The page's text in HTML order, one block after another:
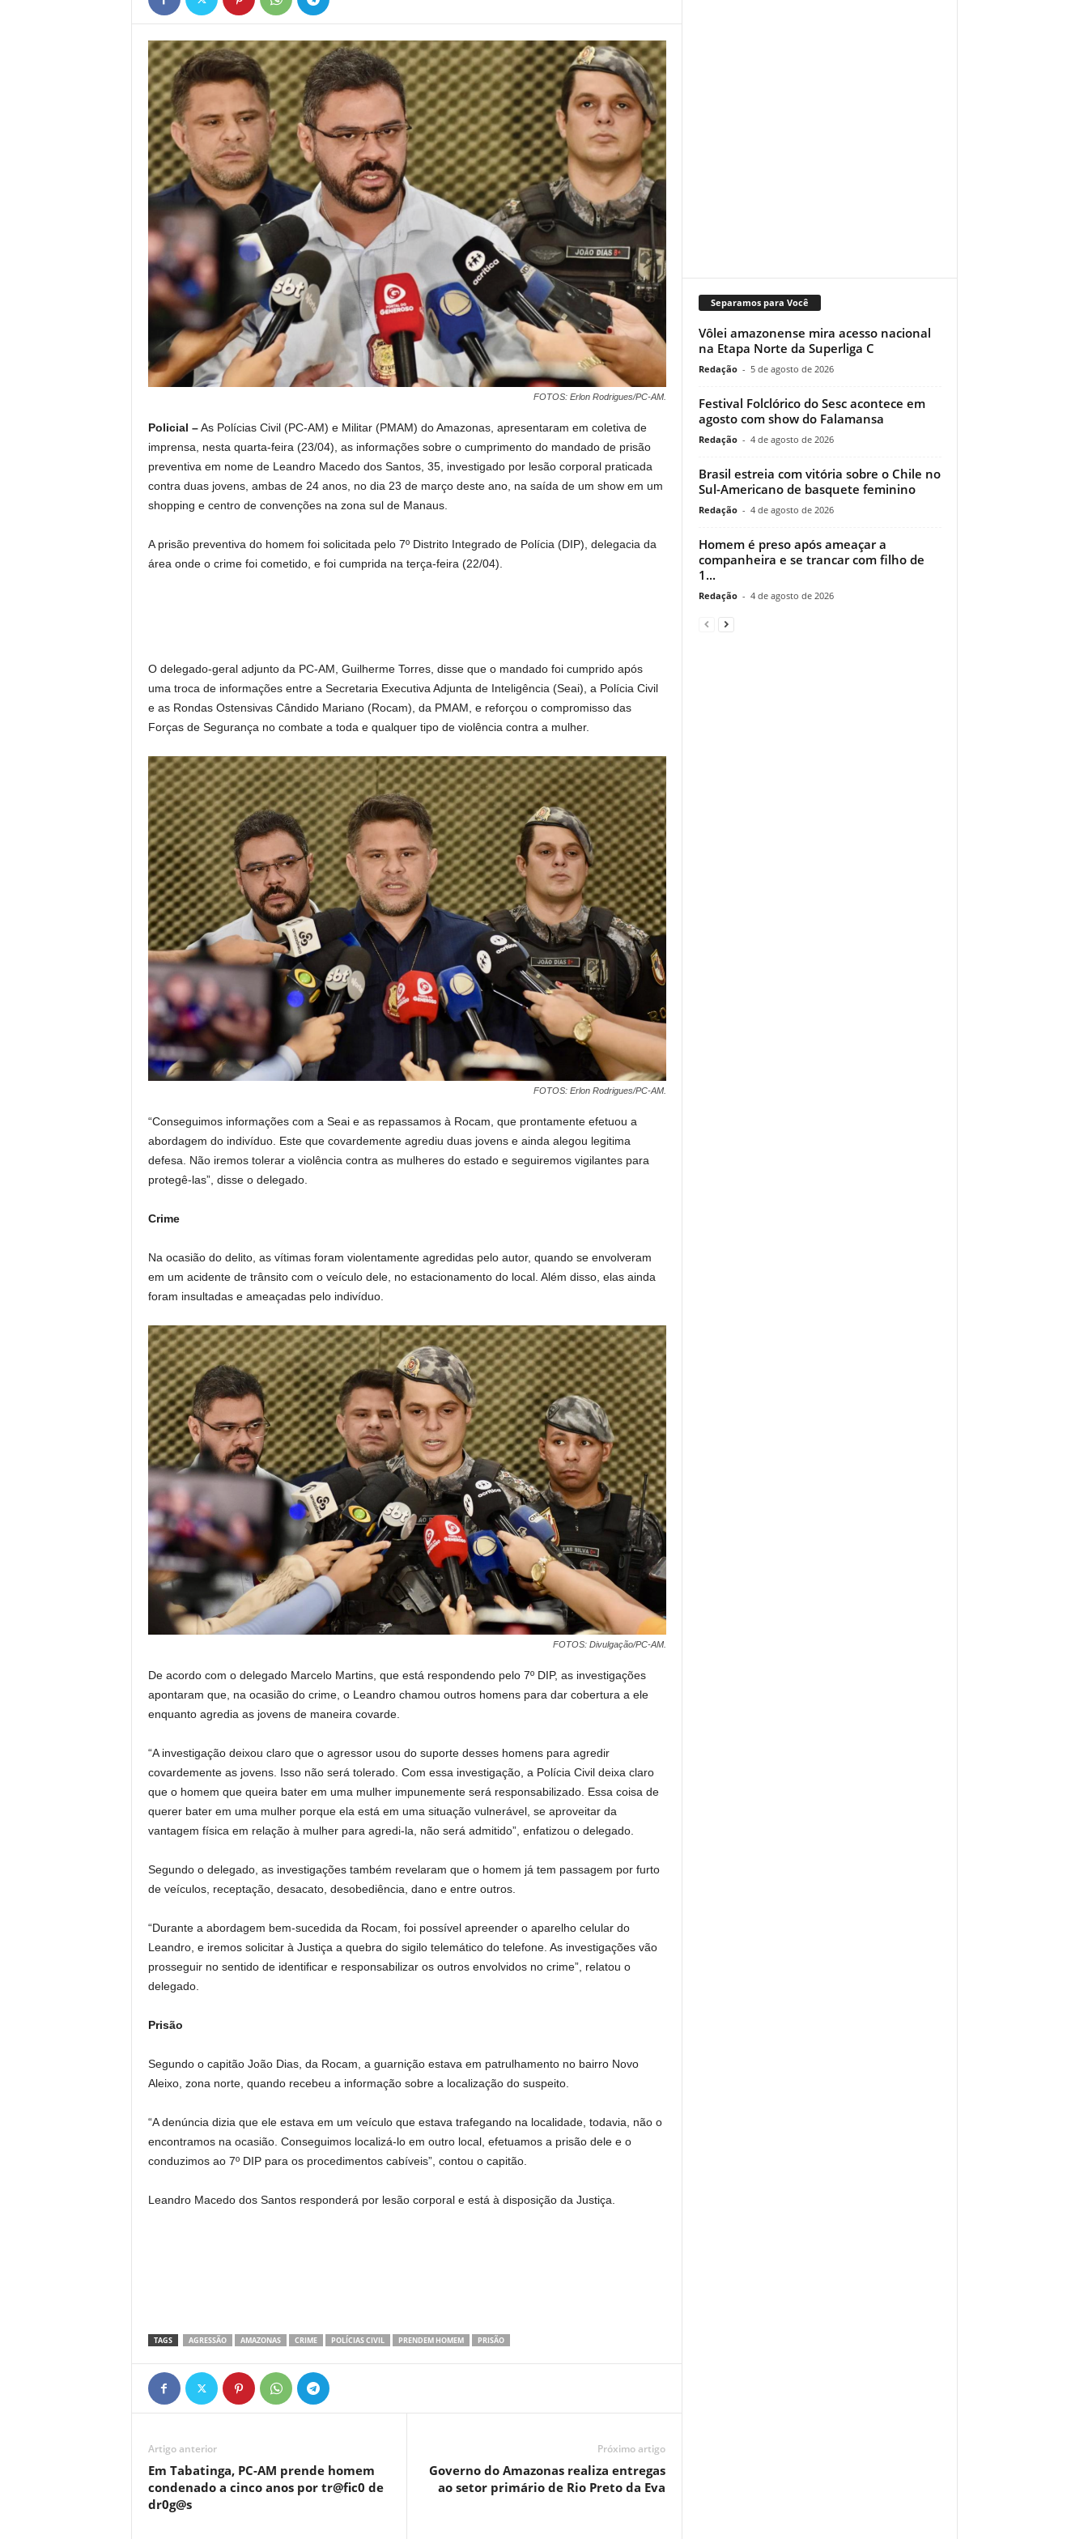
FOTOS: Erlon Rodrigues/PC-AM.
Policial –As Polícias Civil (PC-AM) e Militar (PMAM) do Amazonas, apresentaram em coletiva de
imprensa, nesta quarta-feira (23/04), as informações sobre o cumprimento do mandado de prisão
preventiva em nome de Leandro Macedo dos Santos, 35, investigado por lesão corporal praticada
contra duas jovens, ambas de 24 anos, no dia 23 de março deste ano, na saída de um show em um
shopping e centro de convenções na zona sul de Manaus.
A prisão preventiva do homem foi solicitada pelo 7º Distrito Integrado de Polícia (DIP), delegacia da
área onde o crime foi cometido, e foi cumprida na terça-feira (22/04).
O delegado-geral adjunto da PC-AM, Guilherme Torres, disse que o mandado foi cumprido após
uma troca de informações entre a Secretaria Executiva Adjunta de Inteligência (Seai), a Polícia Civil
e as Rondas Ostensivas Cândido Mariano (Rocam), da PMAM, e reforçou o compromisso das
Forças de Segurança no combate a toda e qualquer tipo de violência contra a mulher.
FOTOS: Erlon Rodrigues/PC-AM.
“Conseguimos informações com a Seai e as repassamos à Rocam, que prontamente efetuou a
abordagem do indivíduo. Este que covardemente agrediu duas jovens e ainda alegou legitima
defesa. Não iremos tolerar a violência contra as mulheres do estado e seguiremos vigilantes para
protegê-las”, disse o delegado.
Crime
Na ocasião do delito, as vítimas foram violentamente agredidas pelo autor, quando se envolveram
em um acidente de trânsito com o veículo dele, no estacionamento do local. Além disso, elas ainda
foram insultadas e ameaçadas pelo indivíduo.
FOTOS: Divulgação/PC-AM.
De acordo com o delegado Marcelo Martins, que está respondendo pelo 7º DIP, as investigações
apontaram que, na ocasião do crime, o Leandro chamou outros homens para dar cobertura a ele
enquanto agredia as jovens de maneira covarde.
“A investigação deixou claro que o agressor usou do suporte desses homens para agredir
covardemente as jovens. Isso não será tolerado. Com essa investigação, a Polícia Civil deixa claro
que o homem que queira bater em uma mulher impunemente será responsabilizado. Essa coisa de
querer bater em uma mulher porque ela está em uma situação vulnerável, se aproveitar da
vantagem física em relação à mulher para agredi-la, não será admitido”, enfatizou o delegado.
Segundo o delegado, as investigações também revelaram que o homem já tem passagem por furto
de veículos, receptação, desacato, desobediência, dano e entre outros.
“Durante a abordagem bem-sucedida da Rocam, foi possível apreender o aparelho celular do
Leandro, e iremos solicitar à Justiça a quebra do sigilo telemático do telefone. As investigações vão
prosseguir no sentido de identificar e responsabilizar os outros envolvidos no crime”, relatou o
delegado.
Prisão
Segundo o capitão João Dias, da Rocam, a guarnição estava em patrulhamento no bairro Novo
Aleixo, zona norte, quando recebeu a informação sobre a localização do suspeito.
“A denúncia dizia que ele estava em um veículo que estava trafegando na localidade, todavia, não o
encontramos na ocasião. Conseguimos localizá-lo em outro local, efetuamos a prisão dele e o
conduzimos ao 7º DIP para os procedimentos cabíveis”, contou o capitão.
Leandro Macedo dos Santos responderá por lesão corporal e está à disposição da Justiça.
TAGS AGRESSÃO AMAZONAS CRIME POLÍCIAS CIVIL PRENDEM HOMEM PRISÃO
Artigo anterior
Em Tabatinga, PC-AM prende homem
condenado a cinco anos por tr@fic0 de
dr0g@s
Próximo artigo
Governo do Amazonas realiza entregas
ao setor primário de Rio Preto da Eva
Separamos para Você
Vôlei amazonense mira acesso nacional
na Etapa Norte da Superliga C
Redação - 5 de agosto de 2026
Festival Folclórico do Sesc acontece em
agosto com show do Falamansa
Redação - 4 de agosto de 2026
Brasil estreia com vitória sobre o Chile no
Sul-Americano de basquete feminino
Redação - 4 de agosto de 2026
Homem é preso após ameaçar a
companheira e se trancar com filho de
1...
Redação - 4 de agosto de 2026